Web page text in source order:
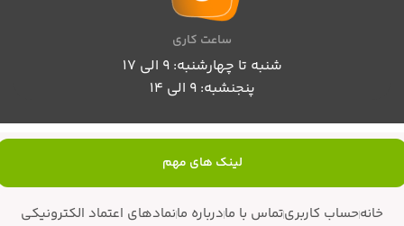
ساعت کاری
شنبه تا چهارشنبه: 9 الی 17
پنجنشبه: 9 الی 14
لینک های مهم
خانهحساب کاربریتماس با مادرباره مانمادهای اعتماد الکترونیکی